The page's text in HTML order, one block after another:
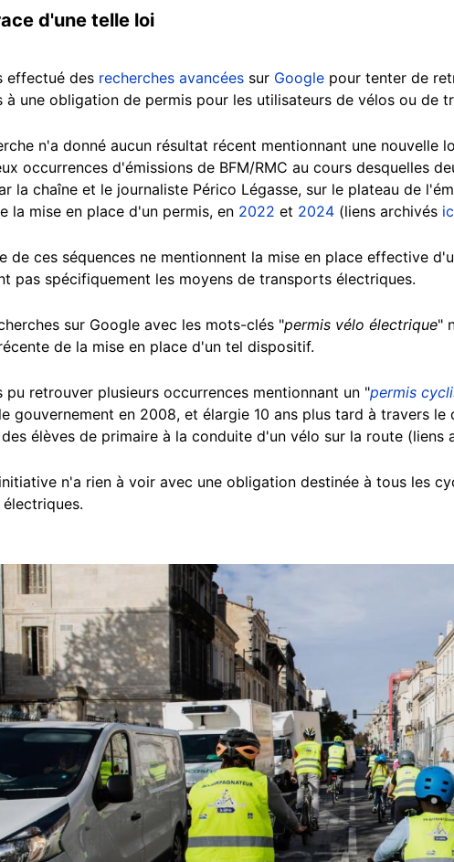
d'une telle loi
effectué des recherches avancées sur Google pour tenter de
à une obligation de permis pour les utilisateurs de vélos ou de
n'a donné aucun résultat récent mentionnant une nouvelle
occurrences d'émissions de BFM/RMC au cours desquelles
la chaîne et le journaliste Périco Légasse, sur le plateau de
la mise en place d'un permis, en 2022 et 2024 (liens archivés
de ces séquences ne mentionnent la mise en place effective
pas spécifiquement les moyens de transports électriques.
sur Google avec les mots-clés "permis vélo électrique"
de la mise en place d'un tel dispositif.
pu retrouver plusieurs occurrences mentionnant un "permis
gouvernement en 2008, et élargie 10 ans plus tard à travers le
élèves de primaire à la conduite d'un vélo sur la route (liens
n'a rien à voir avec une obligation destinée à tous les